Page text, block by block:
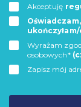
Akceptuję
Wyrażam
osobowych*
Zapisz mój